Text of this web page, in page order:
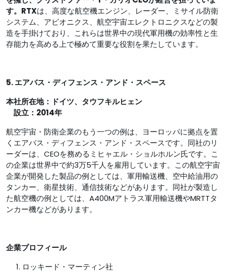
す。RTXは、高度な航空機エンジン、レーダー、ミサイル防衛
システム、アビオニクス、航空宇宙エレクトロニクスなどの製
造を手掛けており、これらは世界中の現代軍用機の効率性と生
存能力を高める上で極めて重要な役割を果たしています。
5. エアバス・ディフェンス・アンド・スペース
本社所在地：ドイツ、タウフキルヒェン
設立：2014年
航空宇宙・防衛企業のもう一つの例は、ヨーロッパに拠点を置
くエアバス・ディフェンス・アンド・スペースです。同社のリ
ーダーは、CEOを務めるミヒャエル・ショルホルン氏です。こ
の企業は世界中で約3万5千人を雇用しています。この航空宇宙
企業が開発した製品の例としては、軍用輸送機、空中給油用の
タンカー、衛星技術、通信技術などがあります。同社が製造し
た航空機の例としては、A400Mアトラス軍用輸送機やMRTTタ
ンカー機などがあります。
企業プロフィール
ロッキード・マーティン社